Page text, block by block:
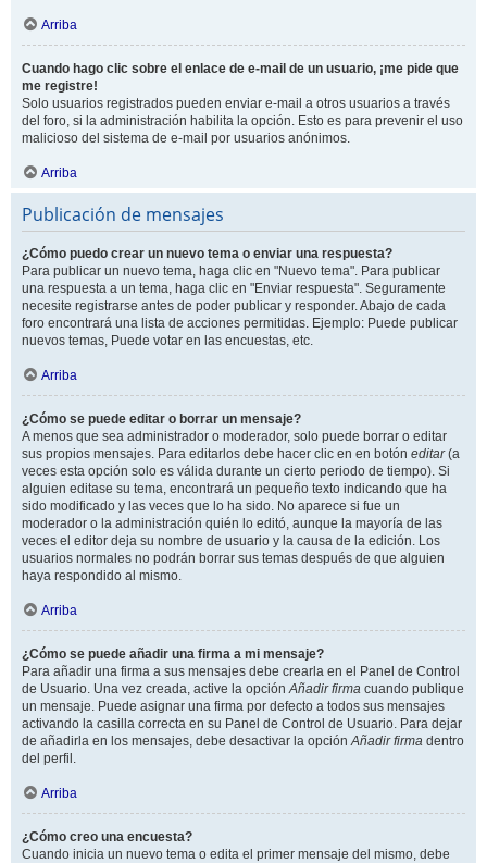
Arriba
Cuando hago clic sobre el enlace de e-mail de un usuario, ¡me pide que
me registre!
Solo usuarios registrados pueden enviar e-mail a otros usuarios a través
del foro, si la administración habilita la opción. Esto es para prevenir el uso
malicioso del sistema de e-mail por usuarios anónimos.
Arriba
Publicación de mensajes
¿Cómo puedo crear un nuevo tema o enviar una respuesta?
Para publicar un nuevo tema, haga clic en "Nuevo tema". Para publicar
una respuesta a un tema, haga clic en "Enviar respuesta". Seguramente
necesite registrarse antes de poder publicar y responder. Abajo de cada
foro encontrará una lista de acciones permitidas. Ejemplo: Puede publicar
nuevos temas, Puede votar en las encuestas, etc.
Arriba
¿Cómo se puede editar o borrar un mensaje?
A menos que sea administrador o moderador, solo puede borrar o editar
sus propios mensajes. Para editarlos debe hacer clic en en botón editar(a
veces esta opción solo es válida durante un cierto periodo de tiempo). Si
alguien editase su tema, encontrará un pequeño texto indicando que ha
sido modificado y las veces que lo ha sido. No aparece si fue un
moderador o la administración quién lo editó, aunque la mayoría de las
veces el editor deja su nombre de usuario y la causa de la edición. Los
usuarios normales no podrán borrar sus temas después de que alguien
haya respondido al mismo.
Arriba
¿Cómo se puede añadir una firma a mi mensaje?
Para añadir una firma a sus mensajes debe crearla en el Panel de Control
de Usuario. Una vez creada, active la opciónAñadir firma cuando publique
un mensaje. Puede asignar una firma por defecto a todos sus mensajes
activando la casilla correcta en su Panel de Control de Usuario. Para dejar
de añadirla en los mensajes, debe desactivar la opciónAñadir firma dentro
del perfil.
Arriba
¿Cómo creo una encuesta?
Cuando inicia un nuevo tema o edita el primer mensaje del mismo, debe